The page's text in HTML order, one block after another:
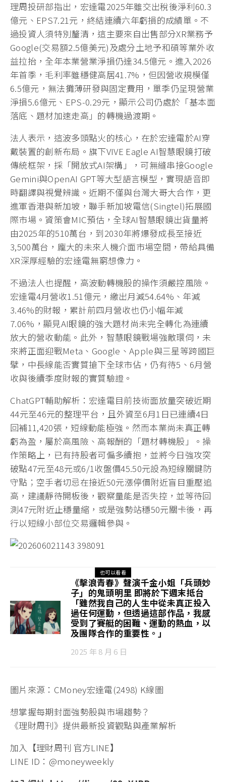
理周投研部指出，宏達電2025年雖交出稅後淨利60.3
億元、EPS7.21元，終結連續六年虧損的成績單。不
過投資人須特別釐清，這主要來自出售部分XR業務予
Google(交易額2.5億美元)及處分土地予和碩等業外收
益拉抬，全年本業營業淨損仍達34.5億元。進入2026
年首季，毛利率雖穩健高居41.7%，但因營收規模僅
6.5億元，無法攤薄研發與固定費用，單季仍呈現營業
淨損5.6億元、EPS-0.29元，顯示公司仍處於「基本面
落底、題材加速走高」的轉機過渡期。
法人表示，這波多頭點火的核心，在於宏達電於AI穿
戴裝置的創新布局。旗下VIVE Eagle AI智慧眼鏡打破
傳統框架，採「開放式AI架構」，可無縫串接Google
Gemini與OpenAI GPT等大型語言模型，實現語音即
時翻譯與視覺辨識。近期不僅與台灣大哥大合作，更
進軍香港與新加坡，聯手新加坡電信(Singtel)拓展國
際市場。資策會MIC預估，全球AI智慧眼鏡出貨量將
由2025年的510萬台，到2030年將爆發成長至接近
3,500萬台，龐大的未來人機介面市場空間，帶給具備
XR深厚經驗的宏達電無窮想像力。
不過法人也提醒，高波動轉機股的操作須嚴控風險。
宏達電4月營收1.51億元，繳出月減54.64%、年減
3.46%的財報，累計前四月營收也仍小幅年減
7.06%，顯見AI眼鏡的強大題材尚未完全轉化為連續
放大的營收動能。此外，智慧眼鏡戰場強敵環伺，未
來將正面迎戰Meta、Google、Apple與三星等跨國巨
擘，中長線能否實質搶下全球市佔，仍有待5、6月營
收與後續季度財報的實質驗證。
ChatGPT輔助解析：宏達電目前技術面放量突破近期
44元至46元的整理平台，且外資至6月1日已連續4日
回補11,420張，短線動能極強。然而本業尚未真正轉
虧為盈，屬於高風險、高報酬的「題材轉機股」。操
作策略上，已有持股者可偏多續抱，並將今日強攻突
破點47元至48元或6/1收盤價45.50元設為短線關鍵防
守點；空手者切忌在接近50元漲停價附近盲目重壓追
高，建議靜待開板後，觀察量能是否失控，並等待回
測47元附近止穩量縮，或是強勢站穩50元關卡後，再
行以短線小部位交易邏輯參與。
也可以看看
《擊浪青春》聲演千金小姐「兵頭妙
子」的鬼頭明里 即將於下週末抵台
「雖然我自己的人生中從未真正投入
過任何運動，但透過這部作品，我感
受到了賽艇的困難、運動的熱血，以
及團隊合作的重要性。」
2025 年 8 月 6 日
圖片來源：CMoney宏達電(2498) K線圖
想掌握每期封面強勢股與市場趨勢？
《理財周刊》提供最新投資觀點與產業解析
加入【理財周刊 官方LINE】
LINE ID：@moneyweekly